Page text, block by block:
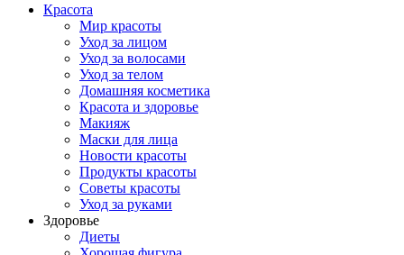
Красота
Мир красоты
Уход за лицом
Уход за волосами
Уход за телом
Домашняя косметика
Красота и здоровье
Макияж
Маски для лица
Новости красоты
Продукты красоты
Советы красоты
Уход за руками
Здоровье
Диеты